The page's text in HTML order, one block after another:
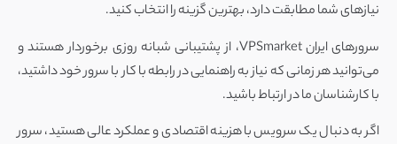
نیازهای شما مطابقت دارد، بهترین گزینه را انتخاب کنید.
سرورهای ایران VPSmarket، از پشتیبانی شبانه روزی برخوردار هستند و
می‌توانید هر زمانی که نیاز به راهنمایی در رابطه با کار با سرور خود داشتید،
با کارشناسان ما در ارتباط باشید.
اگر به دنبال یک سرویس با هزینه اقتصادی و عملکرد عالی هستید، سرور